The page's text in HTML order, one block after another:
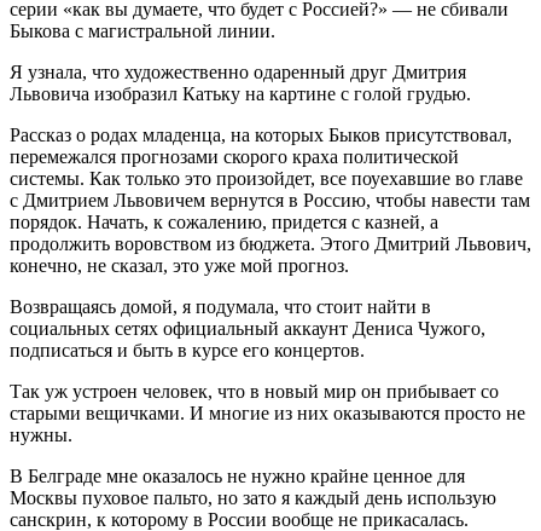
серии «как вы думаете, что будет с Россией?» — не сбивали
Быкова с магистральной линии.
Я узнала, что художественно одаренный друг Дмитрия
Львовича изобразил Катьку на картине с голой грудью.
Рассказ о родах младенца, на которых Быков присутствовал,
перемежался прогнозами скорого краха политической
системы. Как только это произойдет, все поуехавшие во главе
с Дмитрием Львовичем вернутся в Россию, чтобы навести там
порядок. Начать, к сожалению, придется с казней, а
продолжить воровством из бюджета. Этого Дмитрий Львович,
конечно, не сказал, это уже мой прогноз.
Возвращаясь домой, я подумала, что стоит найти в
социальных сетях официальный аккаунт Дениса Чужого,
подписаться и быть в курсе его концертов.
Так уж устроен человек, что в новый мир он прибывает со
старыми вещичками. И многие из них оказываются просто не
нужны.
В Белграде мне оказалось не нужно крайне ценное для
Москвы пуховое пальто, но зато я каждый день использую
санскрин, к которому в России вообще не прикасалась.